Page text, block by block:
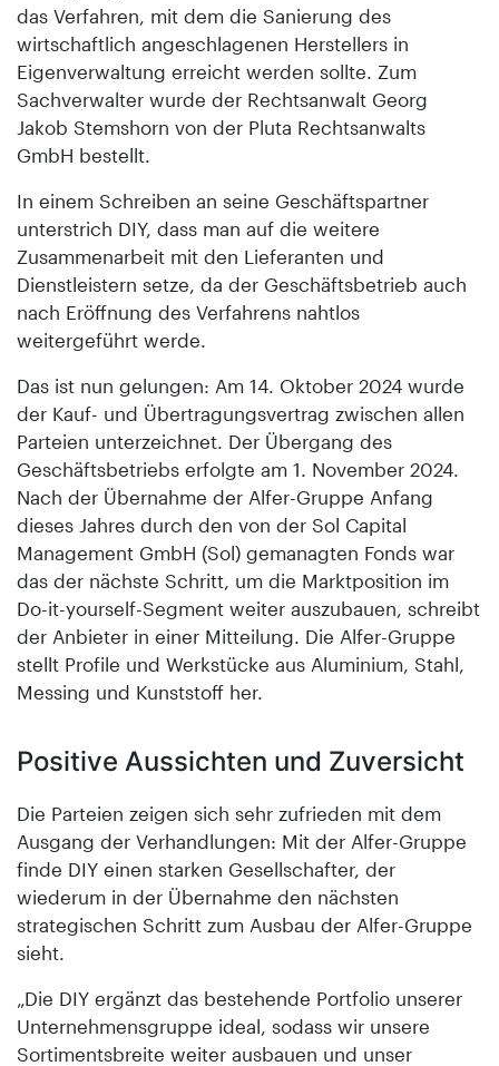
das Verfahren, mit dem die Sanierung des
wirtschaftlich angeschlagenen Herstellers in
Eigenverwaltung erreicht werden sollte. Zum
Sachverwalter wurde der Rechtsanwalt Georg
Jakob Stemshorn von der Pluta Rechtsanwalts
GmbH bestellt.
In einem Schreiben an seine Geschäftspartner
unterstrich DIY, dass man auf die weitere
Zusammenarbeit mit den Lieferanten und
Dienstleistern setze, da der Geschäftsbetrieb auch
nach Eröffnung des Verfahrens nahtlos
weitergeführt werde.
Das ist nun gelungen: Am 14. Oktober 2024 wurde
der Kauf- und Übertragungsvertrag zwischen allen
Parteien unterzeichnet. Der Übergang des
Geschäftsbetriebs erfolgte am 1. November 2024.
Nach der Übernahme der Alfer-Gruppe Anfang
dieses Jahres durch den von der Sol Capital
Management GmbH (Sol) gemanagten Fonds war
das der nächste Schritt, um die Marktposition im
Do-it-yourself-Segment weiter auszubauen, schreibt
der Anbieter in einer Mitteilung. Die Alfer-Gruppe
stellt Profile und Werkstücke aus Aluminium, Stahl,
Messing und Kunststoff her.
Positive Aussichten und Zuversicht
Die Parteien zeigen sich sehr zufrieden mit dem
Ausgang der Verhandlungen: Mit der Alfer-Gruppe
finde DIY einen starken Gesellschafter, der
wiederum in der Übernahme den nächsten
strategischen Schritt zum Ausbau der Alfer-Gruppe
sieht.
„Die DIY ergänzt das bestehende Portfolio unserer
Unternehmensgruppe ideal, sodass wir unsere
Sortimentsbreite weiter ausbauen und unser